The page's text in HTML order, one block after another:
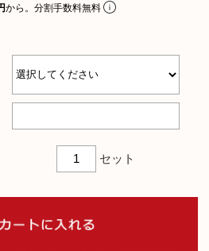
から。分割手数料無料
セット